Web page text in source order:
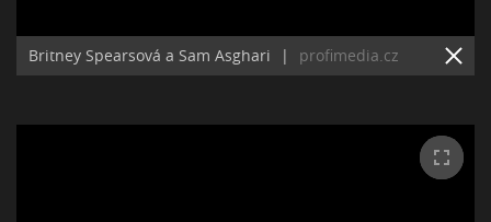
Britney Spearsová a Sam Asghari | profimedia.cz